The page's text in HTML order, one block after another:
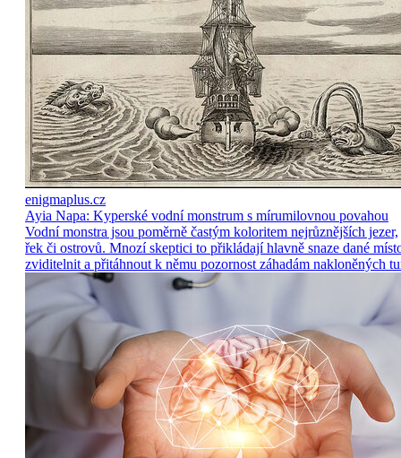
enigmaplus.cz
Ayia Napa: Kyperské vodní monstrum s mírumilovnou povahou
Vodní monstra jsou poměrně častým koloritem nejrůznějších jezer,
řek či ostrovů. Mnozí skeptici to přikládají hlavně snaze dané
zviditelnit a přitáhnout k němu pozornost záhadám nakloněných